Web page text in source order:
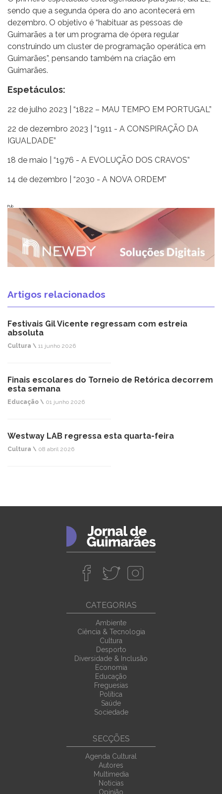
sendo que a segunda ópera do ano acontecerá em
dezembro. O objetivo é “habituar as pessoas de
Guimarães a ter um programa de ópera regular
construindo um cluster de programação operática em
Guimarães”, pensando também na criação em
Guimarães.
Espetáculos:
22 de julho 2023 | “1822 – MAU TEMPO EM PORTUGAL”
22 de dezembro 2023 | “1911 - A CONSPIRAÇÃO DA
IGUALDADE”
18 de maio | “1976 - A EVOLUÇÃO DOS CRAVOS”
14 de dezembro | “2030 - A NOVA ORDEM”
Pub
Artigos relacionados
Festivais Gil Vicente regressam com estreia
absoluta
Cultura \ 11 junho 2026
Finais escolares do Torneio de Retórica decorrem
esta semana
Educação \ 01 junho 2026
Westway LAB regressa esta quarta-feira
Cultura \ 08 abril 2026
CATEGORIAS
Ambiente
Ciência & Tecnologia
Cultura
Desporto
Diversidade & Inclusão
Economia
Educação
Freguesias
Política
Saúde
Sociedade
SECÇÕES
Agenda Cultural
Autores
Multimedia
Noticias
Opinião